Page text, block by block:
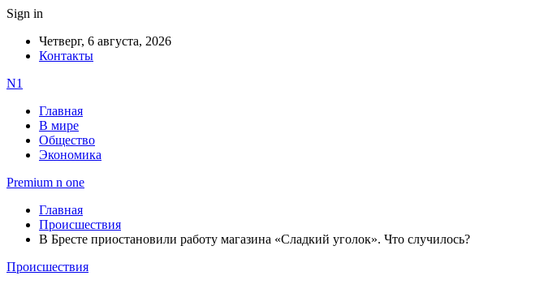
Sign in
Четверг, 6 августа, 2026
Контакты
N1
Главная
В мире
Общество
Экономика
Premium n one
Главная
Происшествия
В Бресте приостановили работу магазина «Сладкий уголок». Что случилось?
Происшествия